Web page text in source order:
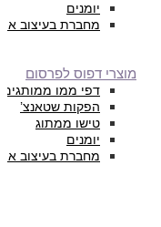
יומנים
מחברת בעיצוב
מוצרי דפוס לפרסום
דפי ממו ממותגים
הפקות שטאנצ’
טישו ממתוג
יומנים
מחברת בעיצוב